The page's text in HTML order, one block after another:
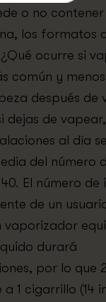
o no
los formatos
ocurre si
común y
después de
dejas de
al día
del número
El número de
de un
vaporizador
durará
por lo que
1 cigarrillo (14